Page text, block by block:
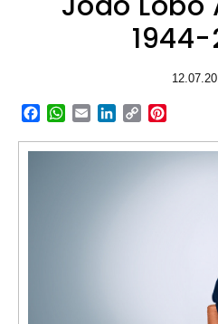
1944-
Facebook
WhatsApp
EmailLinkedIn
Copy